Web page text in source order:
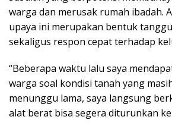
warga dan merusak rumah ibadah.
upaya ini merupakan bentuk
sekaligus respon cepat terhadap
“Beberapa waktu lalu saya
warga soal kondisi tanah yang
menunggu lama, saya langsung
alat berat bisa segera diturunkan